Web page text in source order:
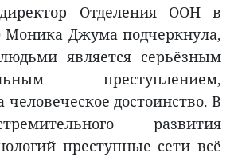
Отделения ООН в
Моника Джума подчеркнула,
является серьёзным
преступлением,
достоинство. В
развития
преступные сети всё